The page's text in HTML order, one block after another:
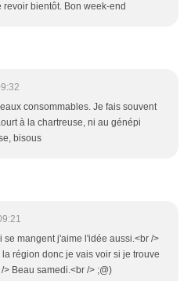
revoir bientôt. Bon week-end
consommables. Je fais souvent
à la chartreuse, ni au génépi
bisous
se mangent j'aime l'idée aussi.<br />
région donc je vais voir si je trouve
Beau samedi.<br /> ;@)